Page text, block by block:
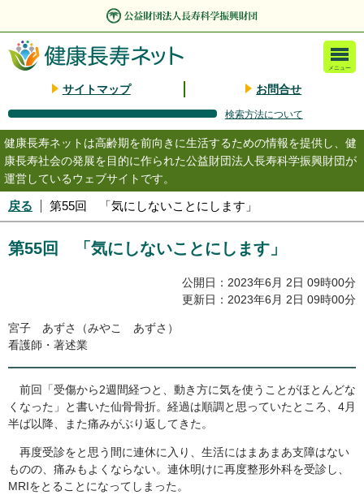
サイトマップ お問合せ
メニュー
検索方法について
健康長寿ネットは高齢期を前向きに生活するための情報を提供し、健
康長寿社会の発展を目的に作られた公益財団法人長寿科学振興財団が
運営しているウェブサイトです。
戻る 第55回 「気にしないことにします」
第55回 「気にしないことにします」
公開日：2023年6月 2日 09時00分
更新日：2023年6月 2日 09時00分
宮子 あずさ（みやこ あずさ）
看護師・著述業
前回「受傷から2週間経つと、動き方に気を使うことがほとんどな
くなった」と書いた仙骨骨折。経過は順調と思っていたところ、4月
半ば以降、また痛みがぶり返してきた。
再度受診をと思う間に連休に入り、生活にはまあまあ支障はない
ものの、痛みもよくならない。連休明けに再度整形外科を受診し、
MRIをとることになってしまった。